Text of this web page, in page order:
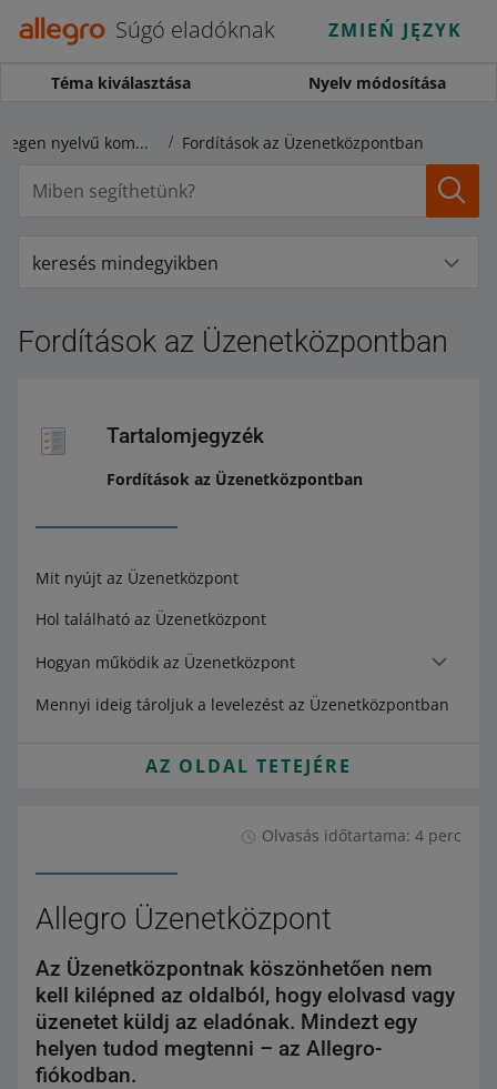
Súgó eladóknak ZMIEŃ JĘZYK
Téma kiválasztása Nyelv módosítása
Fordítások és idegen nyelvű kommunikáció Fordítások az Üzenetközpontban
keresés mindegyikben
Fordítások az Üzenetközpontban
Tartalomjegyzék
Fordítások az Üzenetközpontban
Mit nyújt az Üzenetközpont
Hol található az Üzenetközpont
Hogyan működik az Üzenetközpont
Mennyi ideig tároljuk a levelezést az Üzenetközpontban
AZ OLDAL TETEJÉRE
Olvasás időtartama: 4 perc
Allegro Üzenetközpont
Az Üzenetközpontnak köszönhetően nem
kell kilépned az oldalból, hogy elolvasd vagy
üzenetet küldj az eladónak. Mindezt egy
helyen tudod megtenni – az Allegro-
fiókodban.